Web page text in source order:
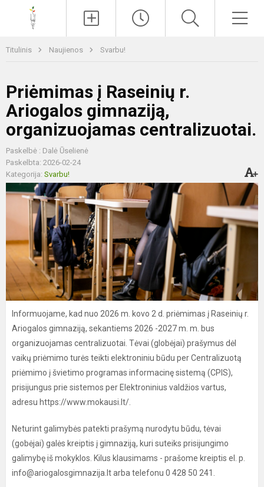
Titulinis Naujienos Svarbu!
Priėmimas į Raseinių r.
Ariogalos gimnaziją,
organizuojamas centralizuotai.
Paskelbė : Dalė Ūselienė
Paskelbta: 2026-02-24
Kategorija: Svarbu!
Informuojame, kad nuo 2026 m. kovo 2 d. priėmimas į Raseinių r.
Ariogalos gimnaziją, sekantiems 2026 -2027 m. m. bus
organizuojamas centralizuotai. Tėvai (globėjai) prašymus dėl
vaikų priėmimo turės teikti elektroniniu būdu per Centralizuotą
priėmimo į švietimo programas informacinę sistemą (CPIS),
prisijungus prie sistemos per Elektroninius valdžios vartus,
adresu https://www.mokausi.lt/.
Neturint galimybės patekti prašymą nurodytu būdu, tėvai
(gobėjai) galės kreiptis į gimnaziją, kuri suteiks prisijungimo
galimybę iš mokyklos. Kilus klausimams - prašome kreiptis el. p.
info@ariogalosgimnazija.lt arba telefonu 0 428 50 241.